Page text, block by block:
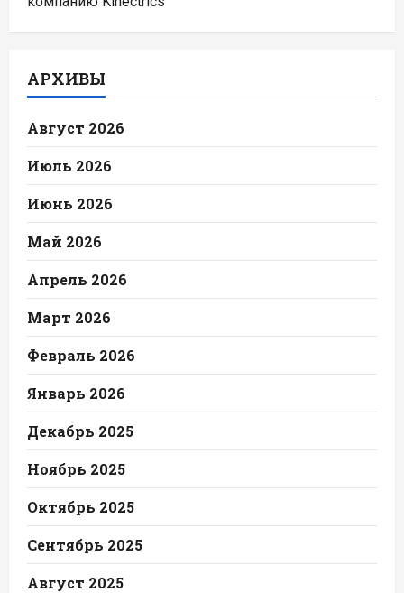
АРХИВЫ
Август 2026
Июль 2026
Июнь 2026
Май 2026
Апрель 2026
Март 2026
Февраль 2026
Январь 2026
Декабрь 2025
Ноябрь 2025
Октябрь 2025
Сентябрь 2025
Август 2025